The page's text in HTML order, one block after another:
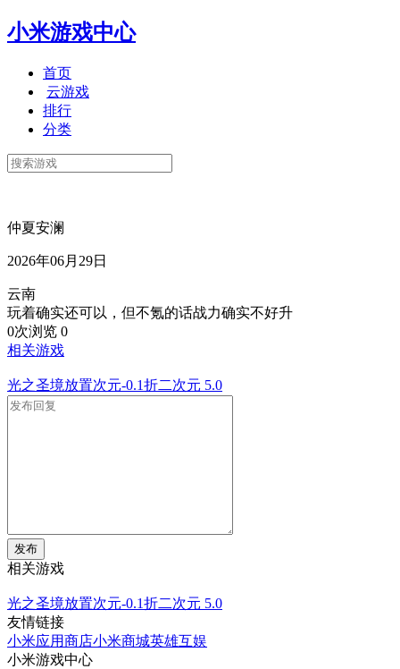
小米游戏中心
首页
云游戏
排行
分类
仲夏安澜
2026年06月29日
云南
玩着确实还可以，但不氪的话战力确实不好升
0次浏览 0
相关游戏
光之圣境放置次元-0.1折二次元 5.0
发布
相关游戏
光之圣境放置次元-0.1折二次元 5.0
友情链接
小米应用商店小米商城英雄互娱
小米游戏中心